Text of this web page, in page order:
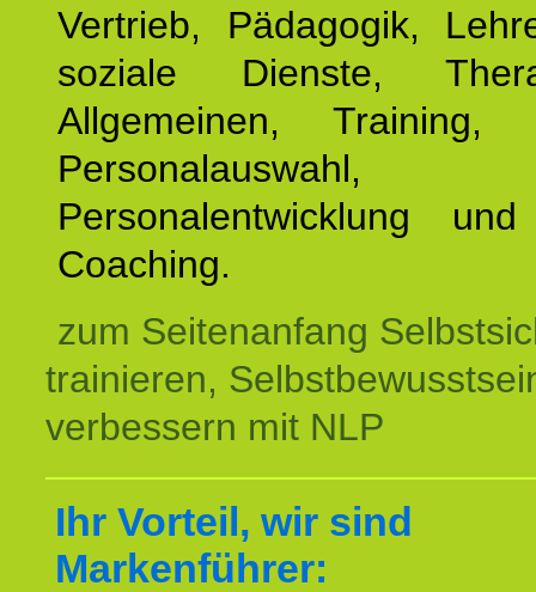
Vertrieb, Pädagogik,
soziale Dienste,
Allgemeinen, Training,
Personalauswahl,
Personalentwicklung
Coaching.
zum Seitenanfang
trainieren,
verbessern mit NLP
Ihr Vorteil, wir sind
Markenführer: